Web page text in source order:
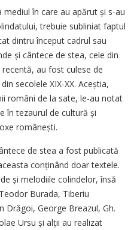
în care au apărut și s-au
trebuie subliniat faptul
dintru început cadrul sau
și cântece de stea, cele din
au fost culese de
secolele XIX-XX. Aceștia,
români de la sate, le-au notat
în tezaurul de cultură și
românești.
de stea a fost publicată
conținând doar textele.
și melodiile colindelor, însă
Burada, Tiberiu
Drăgoi, George Breazul, Gh.
Ursu și alții au realizat